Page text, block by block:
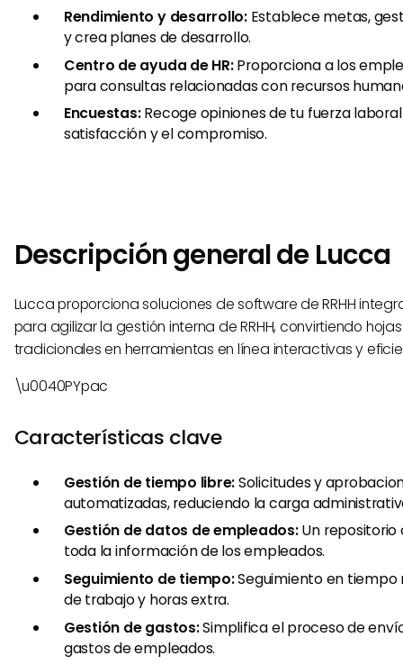
Rendimiento y desarrollo:Establece metas,
y crea planes de desarrollo.
Centro de ayuda de HR:Proporciona a los
para consultas relacionadas con recursos
Encuestas:Recoge opiniones de tu fuerza
satisfacción y el compromiso.
Descripción general de Lucca
Lucca proporciona soluciones de software de RRHH
para agilizar la gestión interna de RRHH, convirtiendo
tradicionales en herramientas en línea interactivas y
\u0040PYpac
Características clave
Gestión de tiempo libre:Solicitudes y
automatizadas, reduciendo la carga
Gestión de datos de empleados:Un repositorio
toda la información de los empleados.
Seguimiento de tiempo:Seguimiento en tiempo
de trabajo y horas extra.
Gestión de gastos:Simplifica el proceso de
gastos de empleados.